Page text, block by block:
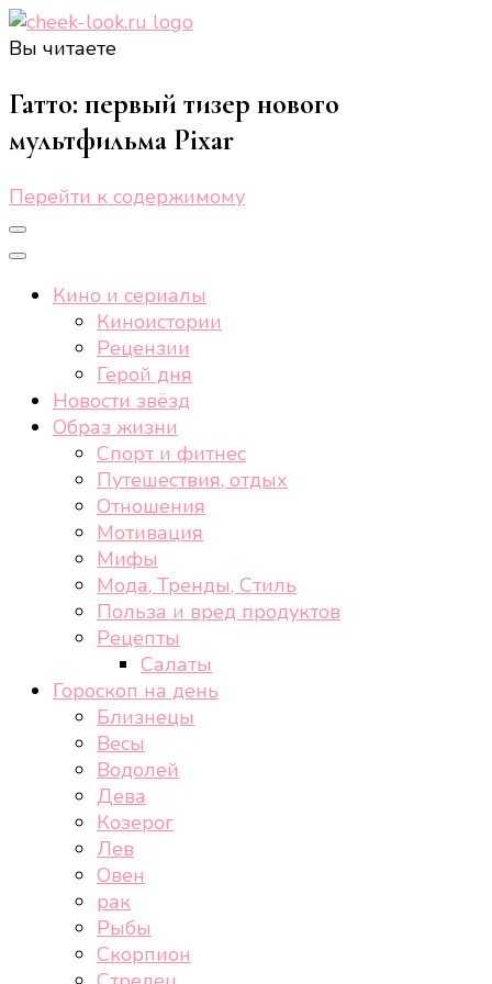
здоровом образе жизни, спорте, стиле, отдыхе и
еде.
Вы читаете
Гатто: первый тизер нового
мультфильма Pixar
Перейти к содержимому
Кино и сериалы
Киноистории
Рецензии
Герой дня
Новости звёзд
Образ жизни
Спорт и фитнес
Путешествия, отдых
Отношения
Мотивация
Мифы
Мода, Тренды, Стиль
Польза и вред продуктов
Рецепты
Салаты
Гороскоп на день
Близнецы
Весы
Водолей
Дева
Козерог
Лев
Овен
рак
Рыбы
Скорпион